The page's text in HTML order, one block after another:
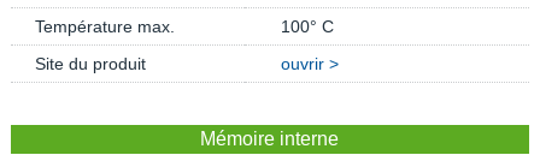
Température max.
100° C
Site du produit
ouvrir >
Mémoire interne